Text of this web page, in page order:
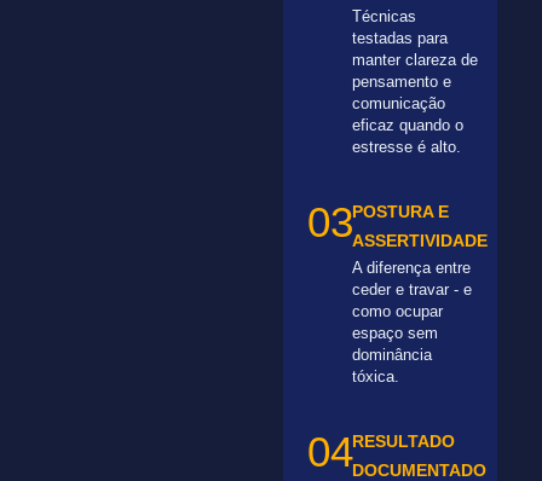
Técnicas
testadas para
manter clareza de
pensamento e
comunicação
eficaz quando o
estresse é alto.
03POSTURA E
ASSERTIVIDADE
A diferença entre
ceder e travar - e
como ocupar
espaço sem
dominância
tóxica.
04RESULTADO
DOCUMENTADO